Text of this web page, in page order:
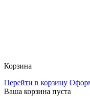
Корзина
Перейти в корзину
Ваша корзина пуста